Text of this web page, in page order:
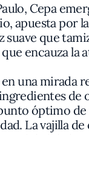
Cepa
apuesta por
suave que
encauza la
una mirada
óptimo
La vajilla
de lo
de la cocina